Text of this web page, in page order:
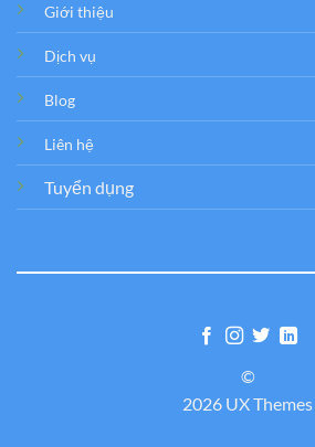
Giới thiệu
Dịch vụ
Blog
Liên hệ
Tuyển dụng
©
2026 UX Themes